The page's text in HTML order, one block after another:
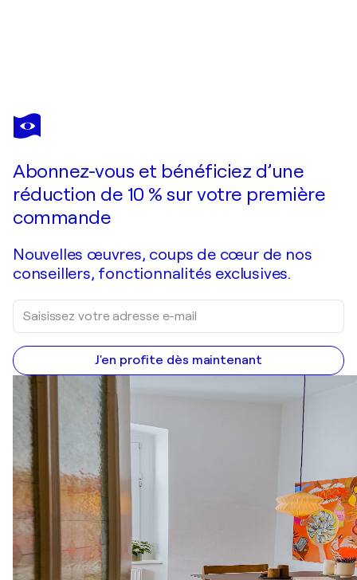
INELOUISE MOURICK
Autumn garden (Framed)
Abonnez-vous et bénéficiez d’une
réduction de 10 % sur votre première
commande
Nouvelles œuvres, coups de cœur de nos
conseillers, fonctionnalités exclusives.
J'en profite dès maintenant